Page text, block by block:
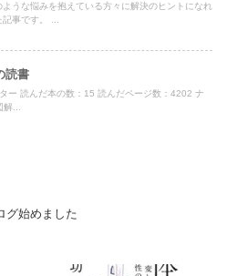
うな悩みを抱えている方々に解決のヒントになれ
記事です。 ...
読書
ー 読んだ本の数：15 読んだページ数：4202 ナ
...
グ始めました